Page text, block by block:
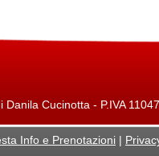
Cucinotta - P.IVA
Info e Prenotazioni |